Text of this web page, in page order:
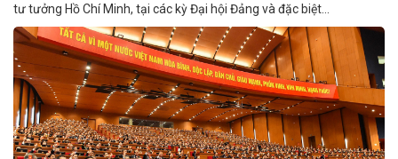
tư tưởng Hồ Chí Minh, tại các kỳ Đại hội Đảng và đặc biệt...